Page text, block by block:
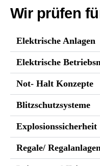
Wir prüfen
Elektrische Anlagen
Elektrische
Not- Halt Konzepte
Blitzschutzsysteme
Explosionssicherheit
Regale/ Regalanlagen